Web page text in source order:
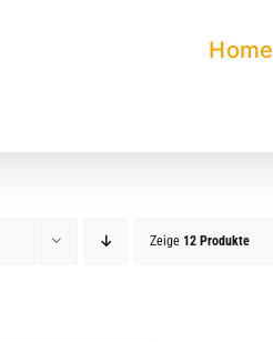
Home
Zeige 12 Produkte